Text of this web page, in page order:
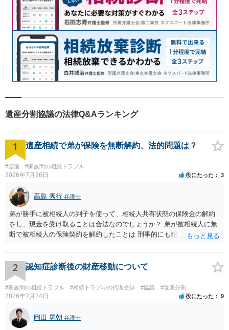
遺産分割協議の法律Q&Aランキング
1 遺産相続で弟が保険を無断解約、法的問題は？
#協議 #家族間の相続トラブル
2026年7月26日 役にたった 3
高島 秀行 弁護士
弟が勝手に被相続人の判子を使って、相続人共有状態の保険金の解約
をし、現金を受け取ることは合法なのでしょうか？ 弟が被相続人に無
断で被相続人の保険契約を解約したことは 刑事的にも犯罪となる可能
された書類のコピーを取得して、弁護士に面談で詳しい事情を話して
相談 されたら良いと思います。
2 認知症診断後の財産移動について
#家族間の相続トラブル #相続トラブルの代理交渉 #協議 #遺産分割
2026年7月24日 役にたった 9
岡田 晃朝 弁護士